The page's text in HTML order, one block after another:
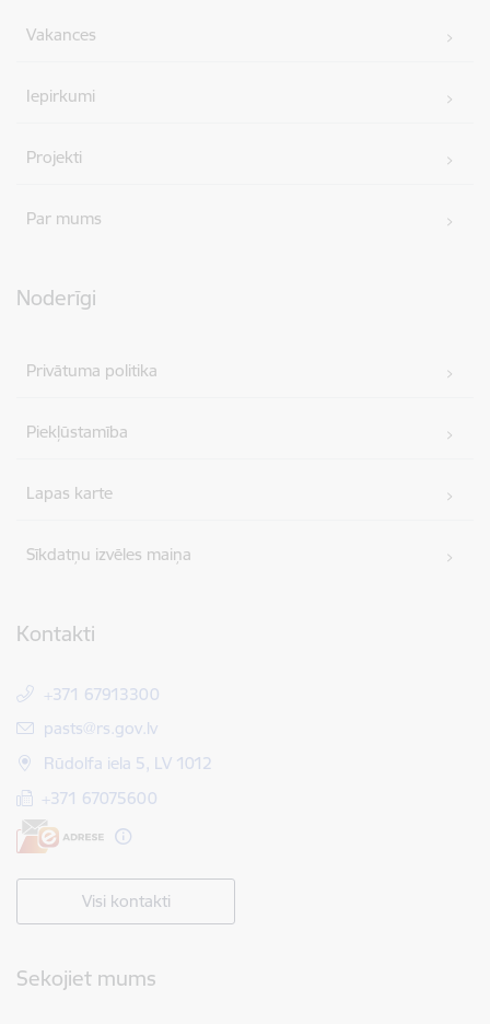
Vakances
Iepirkumi
Projekti
Par mums
Noderīgi
Privātuma politika
Piekļūstamība
Lapas karte
Sīkdatņu izvēles maiņa
Kontakti
+371 67913300
E-pasts:
pasts@rs.gov.lv
Rūdolfa iela 5, LV 1012
+371 67075600
Visi kontakti
Sekojiet mums